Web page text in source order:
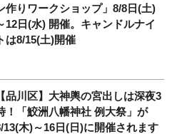
作りワークショップ」8/8日(土)
12日(水) 開催。キャンドルナイ
は8/15(土)開催
【品川区】大神輿の宮出しは深夜3
！「鮫洲八幡神社 例大祭」が
13(木)～16日(日)に開催されます